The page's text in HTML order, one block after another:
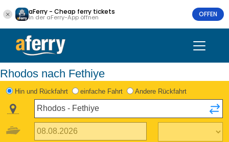
aFerry - Cheap ferry tickets
In der aFerry-App öffnen OFFEN
Rhodos nach Fethiye
Hin und Rückfahrt einfache Fahrt Andere Rückfahrt